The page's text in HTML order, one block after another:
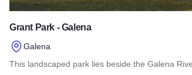
Grant Park - Galena
Galena
This landscaped park lies beside the Galena